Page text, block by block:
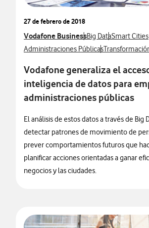
27 de febrero de 2018
Ver más notas de prensa relacionados con
Vodafone BusinessVer más notas de
Big DataVer más
Smart Cities
Ver más notas de prensa relacionados
Administraciones PúblicasVer más notas
Vodafone generaliza el
inteligencia de datos para
administraciones públicas
El análisis de estos datos a través de Big
detectar patrones de movimiento de
prever comportamientos futuros que
planificar acciones orientadas a ganar
negocios y las ciudades.